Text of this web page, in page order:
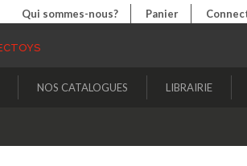
Qui sommes-nous? Panier
NOS CATALOGUES LIBRAIRIE